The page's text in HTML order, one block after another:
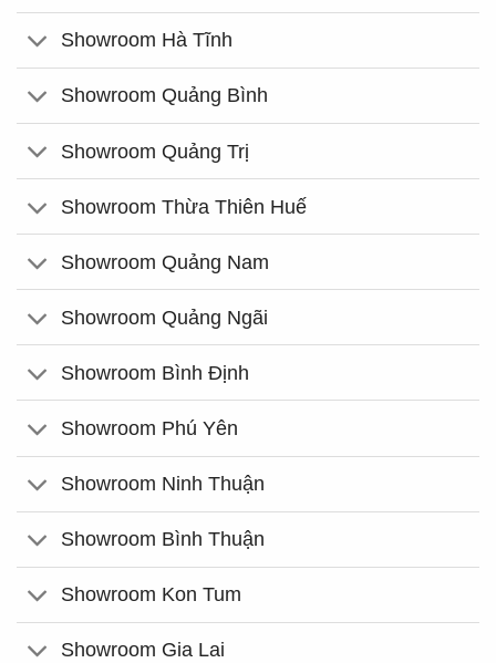
Showroom Hà Tĩnh
Showroom Quảng Bình
Showroom Quảng Trị
Showroom Thừa Thiên Huế
Showroom Quảng Nam
Showroom Quảng Ngãi
Showroom Bình Định
Showroom Phú Yên
Showroom Ninh Thuận
Showroom Bình Thuận
Showroom Kon Tum
Showroom Gia Lai